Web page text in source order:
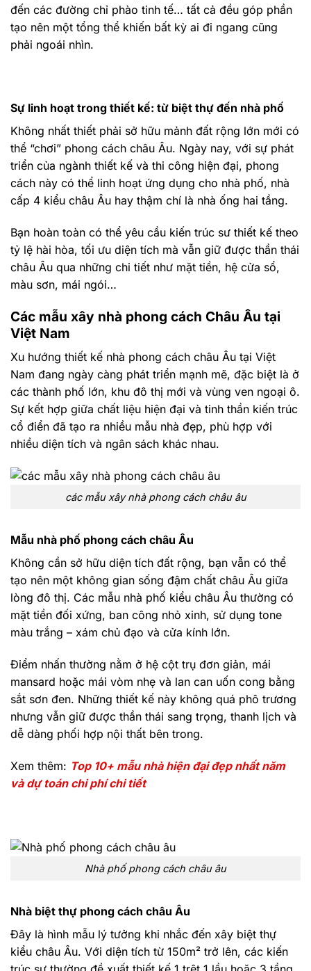
đến các đường chỉ phào tinh tế… tất cả đều góp phần
tạo nên một tổng thể khiến bất kỳ ai đi ngang cũng
phải ngoái nhìn.
Sự linh hoạt trong thiết kế: từ biệt thự đến nhà phố
Không nhất thiết phải sở hữu mảnh đất rộng lớn mới có
thể “chơi” phong cách châu Âu. Ngày nay, với sự phát
triển của ngành thiết kế và thi công hiện đại, phong
cách này có thể linh hoạt ứng dụng cho nhà phố, nhà
cấp 4 kiểu châu Âu hay thậm chí là nhà ống hai tầng.
Bạn hoàn toàn có thể yêu cầu kiến trúc sư thiết kế theo
tỷ lệ hài hòa, tối ưu diện tích mà vẫn giữ được thần thái
châu Âu qua những chi tiết như mặt tiền, hệ cửa sổ,
màu sơn, mái ngói…
Các mẫu xây nhà phong cách Châu Âu tại
Việt Nam
Xu hướng thiết kế nhà phong cách châu Âu tại Việt
Nam đang ngày càng phát triển mạnh mẽ, đặc biệt là ở
các thành phố lớn, khu đô thị mới và vùng ven ngoại ô.
Sự kết hợp giữa chất liệu hiện đại và tinh thần kiến trúc
cổ điển đã tạo ra nhiều mẫu nhà đẹp, phù hợp với
nhiều diện tích và ngân sách khác nhau.
các mẫu xây nhà phong cách châu âu
Mẫu nhà phố phong cách châu Âu
Không cần sở hữu diện tích đất rộng, bạn vẫn có thể
tạo nên một không gian sống đậm chất châu Âu giữa
lòng đô thị. Các mẫu nhà phố kiểu châu Âu thường có
mặt tiền đối xứng, ban công nhỏ xinh, sử dụng tone
màu trắng – xám chủ đạo và cửa kính lớn.
Điểm nhấn thường nằm ở hệ cột trụ đơn giản, mái
mansard hoặc mái vòm nhẹ và lan can uốn cong bằng
sắt sơn đen. Những thiết kế này không quá phô trương
nhưng vẫn giữ được thần thái sang trọng, thanh lịch và
dễ dàng phối hợp nội thất bên trong.
Xem thêm: Top 10+ mẫu nhà hiện đại đẹp nhất năm
và dự toán chi phí chi tiết
Nhà phố phong cách châu âu
Nhà biệt thự phong cách châu Âu
Đây là hình mẫu lý tưởng khi nhắc đến xây biệt thự
kiểu châu Âu. Với diện tích từ 150m² trở lên, các kiến